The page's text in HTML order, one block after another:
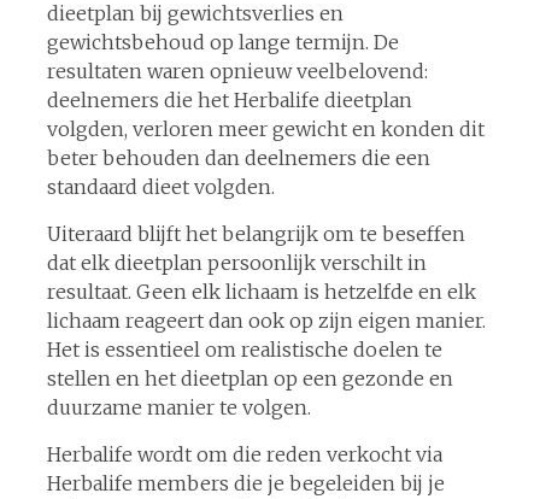
dieetplan bij gewichtsverlies en
gewichtsbehoud op lange termijn. De
resultaten waren opnieuw veelbelovend:
deelnemers die het Herbalife dieetplan
volgden, verloren meer gewicht en konden dit
beter behouden dan deelnemers die een
standaard dieet volgden.
Uiteraard blijft het belangrijk om te beseffen
dat elk dieetplan persoonlijk verschilt in
resultaat. Geen elk lichaam is hetzelfde en elk
lichaam reageert dan ook op zijn eigen manier.
Het is essentieel om realistische doelen te
stellen en het dieetplan op een gezonde en
duurzame manier te volgen.
Herbalife wordt om die reden verkocht via
Herbalife members die je begeleiden bij je